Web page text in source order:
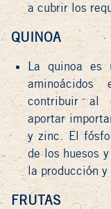
a cubrir los
QUINOA
La quinoa es
contribuir al
aportar
y zinc. El
de los huesos
la producción
FRUTAS